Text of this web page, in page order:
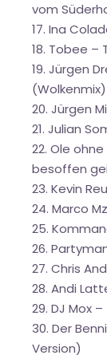
vom
17. Ina
18. Tobee –
19. Jürgen
(Wolkenmix)
20. Jürgen
21. Julian
22. Ole
besoffen
23. Kevin
24. Marco
25.
26.
27. Chris
28. Andi
29. DJ Mox
30. Der
Version)